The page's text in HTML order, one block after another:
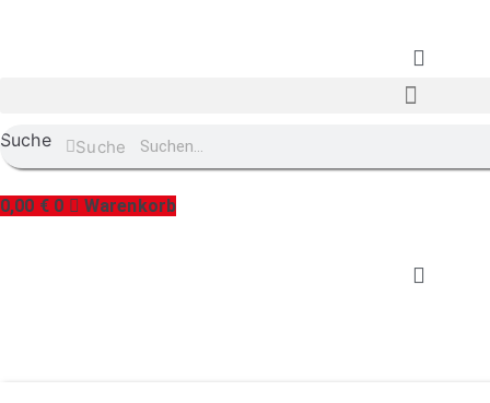
Suche Suche
0,00 € 0 Warenkorb